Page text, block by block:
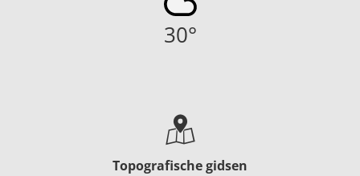
30°
Topografische gidsen